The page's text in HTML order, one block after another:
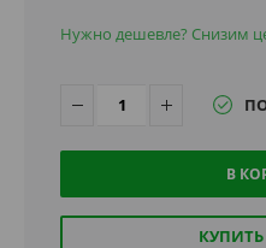
Нужно дешевле? Снизим
В